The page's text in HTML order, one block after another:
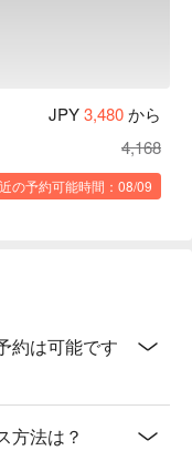
JPY3,480から
4,168
の予約可能時間：08/09
約は可能です
方法は？